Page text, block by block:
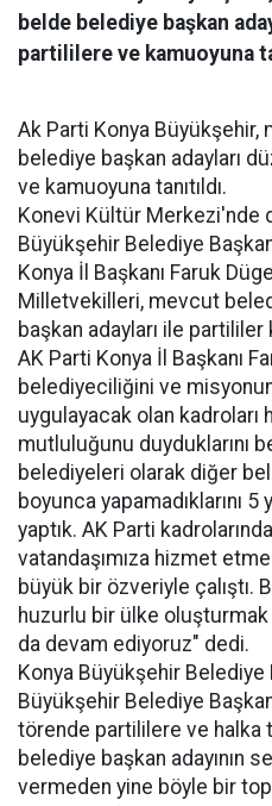
belde belediye başkan
partililere ve kamuoyuna
Ak Parti Konya
belediye başkan adayları
ve kamuoyuna tanıtıldı.
Konevi Kültür Merkezi'nde
Büyükşehir Belediye
Konya İl Başkanı Faruk
Milletvekilleri, mevcut
başkan adayları ile partililer
AK Parti Konya İl Başkanı
belediyeciliğini ve
uygulayacak olan kadroları
mutluluğunu duyduklarını
belediyeleri olarak diğer
boyunca yapamadıklarını
yaptık. AK Parti
vatandaşımıza hizmet
büyük bir özveriyle
huzurlu bir ülke oluşturmak
da devam ediyoruz" dedi.
Konya Büyükşehir Belediye
Büyükşehir Belediye
törende partililere ve halka
belediye başkan adayının
vermeden yine böyle bir